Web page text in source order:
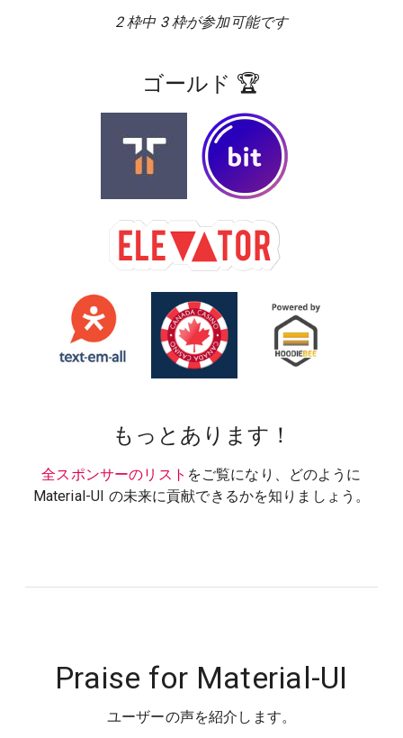
2 枠中 3 枠が参加可能です
ゴールド 🏆
もっとあります！
全スポンサーのリスト をご覧になり、どのように
Material-UI の未来に貢献できるかを知りましょう。
Praise for Material-UI
ユーザーの声を紹介します。